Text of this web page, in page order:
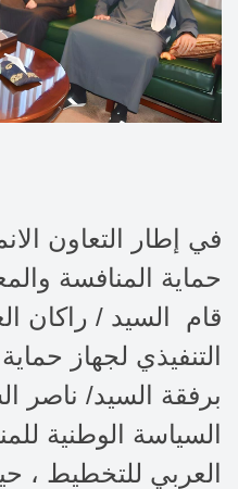
في إطار التعاون
حماية المنافسة
قام السيد / راكان
التنفيذي لجهاز
برفقة السيد/ ناصر
السياسة الوطنية
العربي للتخطيط ،